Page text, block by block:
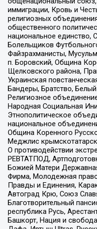
иммиграции, Кровь и
религиозных
общественного
национальное единство,
Болельщиков
Файзрахманисты,
п. Боровский, Община
Щелковского района,
Украинская
Бандеры, Братство,
Религиозное
Народная Социальная
Этнополитическое
национальное
Община Коренного
Меджлис
О противодействии
РЕВТАТПОД,
Божией Матери
Фирма, Молодежная
Правды и Единения,
Автоград Крю, Союз
Благотворительный
республика Русь,
Башкорт, Нация и